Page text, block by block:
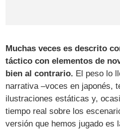
Muchas veces es descrito
táctico con elementos de
bien al contrario. El peso lo
narrativa –voces en japonés,
ilustraciones estáticas y,
tiempo real sobre los
versión que hemos jugado es